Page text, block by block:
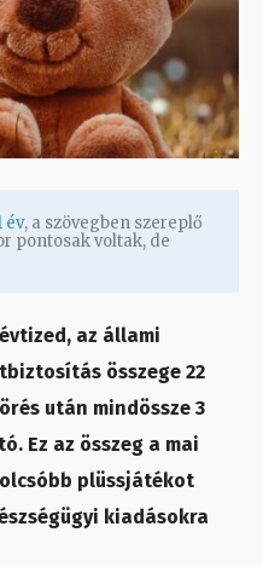
év, a szövegben szereplő
pontosak voltak, de
az állami
összege 22
után mindössze 3
Ez az összeg a mai
plüssjátékot
kiadásokra